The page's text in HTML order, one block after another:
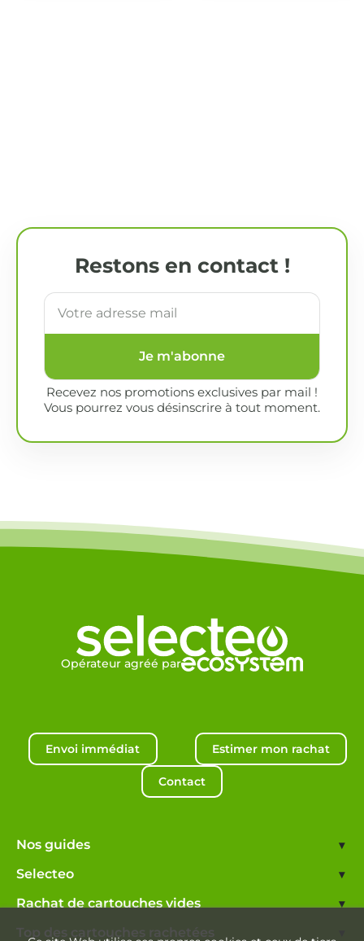
Restons en contact !
Je m'abonne
Recevez nos promotions exclusives par mail !
Vous pourrez vous désinscrire à tout moment.
Opérateur agréé par
Envoi immédiat Estimer mon rachat
Contact
Nos guides ▾
Selecteo ▾
Rachat de cartouches vides ▾
Top des cartouches rachetées